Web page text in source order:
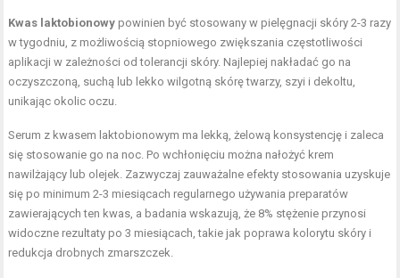
Kwas laktobionowy powinien być stosowany w pielęgnacji skóry 2-3 razy
w tygodniu, z możliwością stopniowego zwiększania częstotliwości
aplikacji w zależności od tolerancji skóry. Najlepiej nakładać go na
oczyszczoną, suchą lub lekko wilgotną skórę twarzy, szyi i dekoltu,
unikając okolic oczu.
Serum z kwasem laktobionowym ma lekką, żelową konsystencję i zaleca
się stosowanie go na noc. Po wchłonięciu można nałożyć krem
nawilżający lub olejek. Zazwyczaj zauważalne efekty stosowania uzyskuje
się po minimum 2-3 miesiącach regularnego używania preparatów
zawierających ten kwas, a badania wskazują, że 8% stężenie przynosi
widoczne rezultaty po 3 miesiącach, takie jak poprawa kolorytu skóry i
redukcja drobnych zmarszczek.